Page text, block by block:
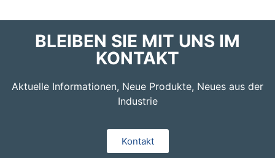
BLEIBEN SIE MIT UNS IM
KONTAKT
Aktuelle Informationen, Neue Produkte, Neues aus der
Industrie
Kontakt